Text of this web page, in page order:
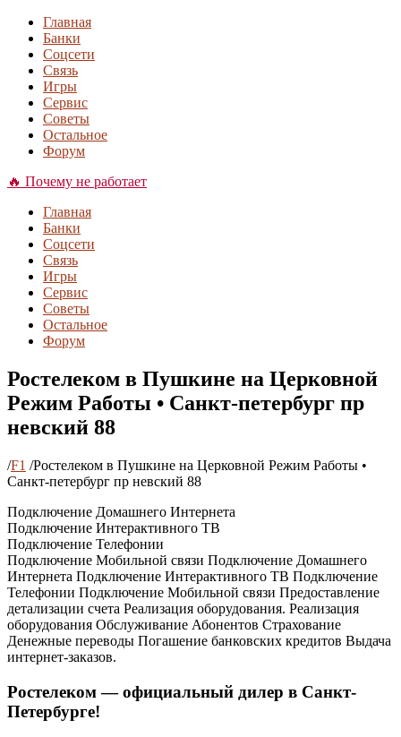
Главная
Банки
Соцсети
Связь
Игры
Сервис
Советы
Остальное
Форум
🔥 Почему не работает
Главная
Банки
Соцсети
Связь
Игры
Сервис
Советы
Остальное
Форум
Ростелеком в Пушкине на Церковной
Режим Работы • Санкт-петербург пр
невский 88
/F1 /Ростелеком в Пушкине на Церковной Режим Работы •
Санкт-петербург пр невский 88
Подключение Домашнего Интернета
Подключение Интерактивного ТВ
Подключение Телефонии
Подключение Мобильной связи Подключение Домашнего
Интернета Подключение Интерактивного ТВ Подключение
Телефонии Подключение Мобильной связи Предоставление
детализации счета Реализация оборудования. Реализация
оборудования Обслуживание Абонентов Страхование
Денежные переводы Погашение банковских кредитов Выдача
интернет-заказов.
Ростелеком — официальный дилер в Санкт-
Петербурге!